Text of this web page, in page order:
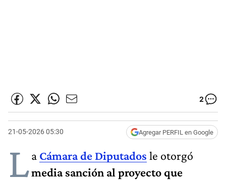
2
21-05-2026 05:30 Agregar PERFIL en Google
La Cámara de Diputados le otorgó
media sanción al proyecto que